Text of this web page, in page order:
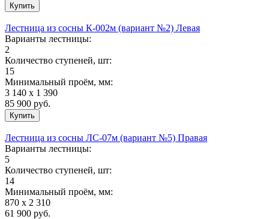
Лестница из сосны К-002м (вариант №2) Левая
Варианты лестницы:
2
Количество ступеней, шт:
15
Минимальный проём, мм:
3 140 х 1 390
85 900 руб.
Лестница из сосны ЛС-07м (вариант №5) Правая
Варианты лестницы:
5
Количество ступеней, шт:
14
Минимальный проём, мм:
870 х 2 310
61 900 руб.